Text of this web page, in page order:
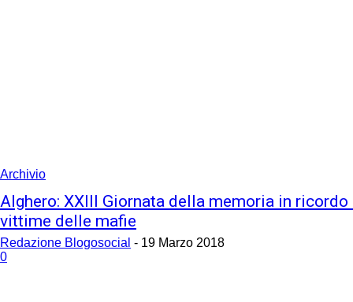
Archivio
Alghero: XXIII Giornata della memoria in
vittime delle mafie
Redazione Blogosocial - 19 Marzo 2018
0